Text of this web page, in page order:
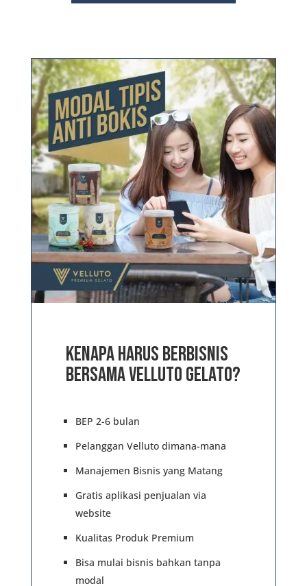
Kenapa Harus Berbisnis
Bersama Velluto Gelato?
BEP 2-6 bulan
Pelanggan Velluto dimana-mana
Manajemen Bisnis yang Matang
Gratis aplikasi penjualan via
website
Kualitas Produk Premium
Bisa mulai bisnis bahkan tanpa
modal